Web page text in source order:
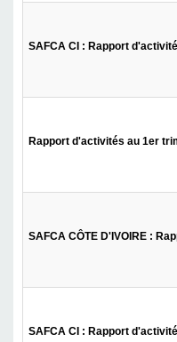
SAFCA CI : Rapport
Rapport d'activités au 1er
SAFCA CÔTE D'IVOIRE :
SAFCA CI : Rapport